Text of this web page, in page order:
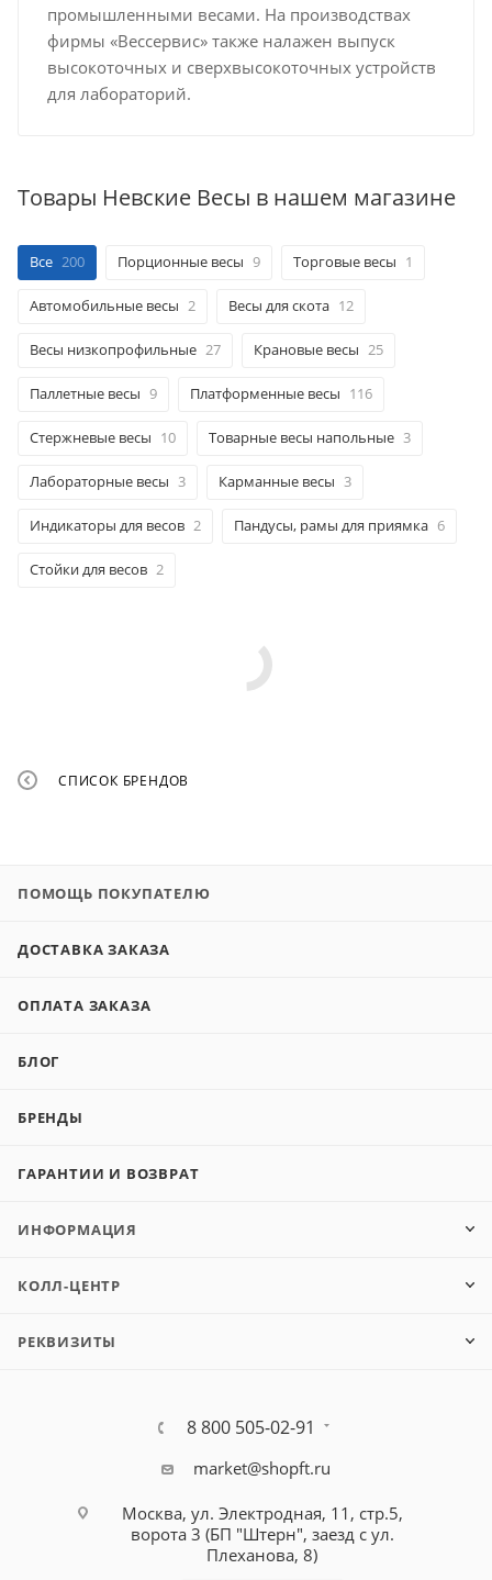
промышленными весами. На производствах
фирмы «Вессервис» также налажен выпуск
высокоточных и сверхвысокоточных устройств
для лабораторий.
Товары Невские Весы в нашем магазине
Все 200 Порционные весы 9 Торговые весы 1
Автомобильные весы 2 Весы для скота 12
Весы низкопрофильные 27 Крановые весы 25
Паллетные весы 9 Платформенные весы 116
Стержневые весы 10 Товарные весы напольные 3
Лабораторные весы 3 Карманные весы 3
Индикаторы для весов 2 Пандусы, рамы для приямка 6
Стойки для весов 2
СПИСОК БРЕНДОВ
ПОМОЩЬ ПОКУПАТЕЛЮ
ДОСТАВКА ЗАКАЗА
ОПЛАТА ЗАКАЗА
БЛОГ
БРЕНДЫ
ГАРАНТИИ И ВОЗВРАТ
ИНФОРМАЦИЯ
КОЛЛ-ЦЕНТР
РЕКВИЗИТЫ
8 800 505-02-91
market@shopft.ru
Москва, ул. Электродная, 11, стр.5,
ворота 3 (БП "Штерн", заезд с ул.
Плеханова, 8)